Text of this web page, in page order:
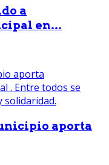
a
en...
aporta